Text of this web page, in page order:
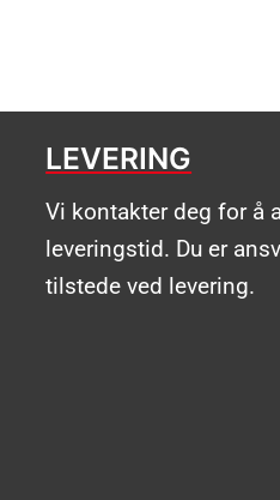
LEVERING
Vi kontakter deg for å
leveringstid. Du er
tilstede ved levering.